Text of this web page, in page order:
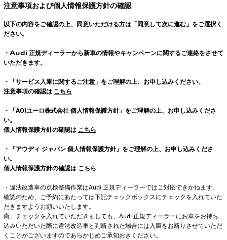
注意事項および個人情報保護方針の確認
以下の内容をご確認の上、同意いただける方は「同意して次に進む」をご選択く
ださい。
・ Audi 正規ディーラーから新車の情報やキャンペーンに関するご連絡をさせて
いただきます。
・「サービス入庫に関するご注意」をご理解の上、お申し込みください。
注意事項の確認は こちら
・「AOIユーロ株式会社 個人情報保護方針」をご理解の上、お申し込みくださ
い。
個人情報保護方針の確認は こちら
・「アウディ ジャパン 個人情報保護方針」をご理解の上、お申し込みくださ
い。
個人情報保護方針の確認は こちら
・違法改造車の点検整備作業はAudi 正規ディーラーではご対応できかねます。
確認のため、ご予約にあたっては下記チェックボックスにチェックを入れていた
だきますようお願いいたします。
尚、チェックを入れていただきましても、Audi 正規ディーラーにお車をお持ち
込みいただいた際に違法改造車と判断された場合には入庫をお断りさせていただ
くことがございますのであらかじめご承知おきください。